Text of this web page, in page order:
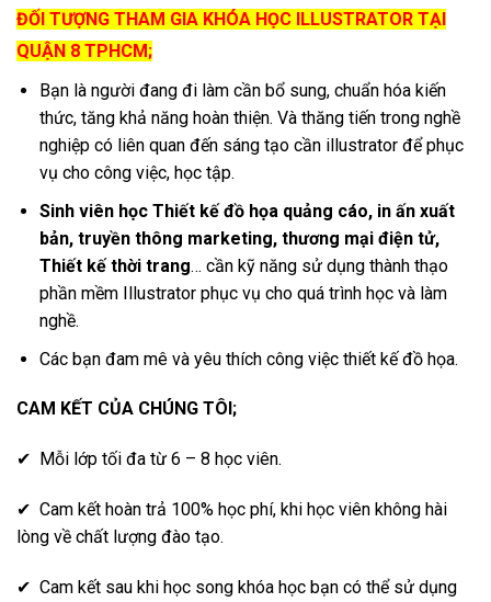
ĐỐI TƯỢNG THAM GIA KHÓA HỌC ILLUSTRATOR TẠI
QUẬN 8 TPHCM;
Bạn là người đang đi làm cần bổ sung, chuẩn hóa kiến
thức, tăng khả năng hoàn thiện. Và thăng tiến trong nghề
nghiệp có liên quan đến sáng tạo cần illustrator để phục
vụ cho công việc, học tập.
Sinh viên học Thiết kế đồ họa quảng cáo, in ấn xuất
bản, truyền thông marketing, thương mại điện tử,
Thiết kế thời trang… cần kỹ năng sử dụng thành thạo
phần mềm Illustrator phục vụ cho quá trình học và làm
nghề.
Các bạn đam mê và yêu thích công việc thiết kế đồ họa.
CAM KẾT CỦA CHÚNG TÔI;
✔ Mỗi lớp tối đa từ 6 – 8 học viên.
✔ Cam kết hoàn trả 100% học phí, khi học viên không hài
lòng về chất lượng đào tạo.
✔ Cam kết sau khi học song khóa học bạn có thể sử dụng